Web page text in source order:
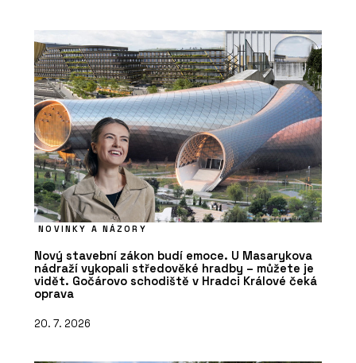
NOVINKY A NÁZORY
Nový stavební zákon budí emoce. U Masarykova
nádraží vykopali středověké hradby – můžete je
vidět. Gočárovo schodiště v Hradci Králové čeká
oprava
20. 7. 2026